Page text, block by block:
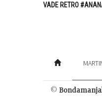
VADE RETRO
©